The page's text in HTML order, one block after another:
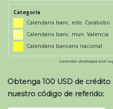
Categoría
Calendario banc. edo. Carabobo
Calendario banc. mun. Valencia
Calendario bancario nacional
Calendar developed and
Obtenga 100 USD de
nuestro código de referido: